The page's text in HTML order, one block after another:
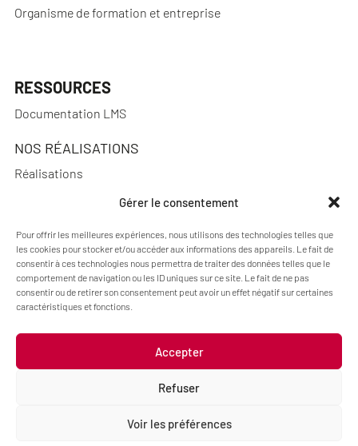
Gérer le consentement
Pour offrir les meilleures expériences, nous utilisons des technologies telles que
les cookies pour stocker et/ou accéder aux informations des appareils. Le fait de
consentir à ces technologies nous permettra de traiter des données telles que le
comportement de navigation ou les ID uniques sur ce site. Le fait de ne pas
consentir ou de retirer son consentement peut avoir un effet négatif sur certaines
caractéristiques et fonctions.
Accepter
Refuser
Voir les préférences
Organisme de formation et entreprise
RESSOURCES
Documentation LMS
NOS RÉALISATIONS
Réalisations
A PROPOS
Actualités
Qui sommes-nous ?
Code : Jérôme ChanteclairDesign : Camille Frégier